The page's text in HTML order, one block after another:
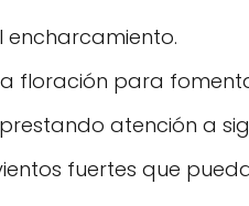
floración para
atención a
fuertes que